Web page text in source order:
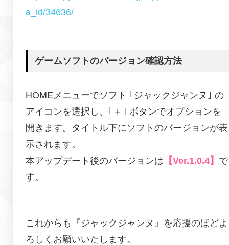
a_id/34636/
ゲームソフトのバージョン確認方法
HOMEメニューでソフト ｢ジャックジャンヌ｣ の
アイコンを選択し、 ｢＋｣ ボタンでオプションを
開きます。 タイトル下にソフトのバージョンが表
示されます。
本アップデート後のバージョンは 【Ver.1.0.4】 で
す。
これからも『 ジャックジャンヌ 』を応援のほどよ
ろしくお願いいたします。